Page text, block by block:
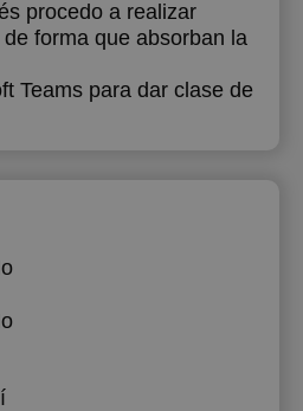
procedo a realizar
forma que absorban la
Teams para dar clase de